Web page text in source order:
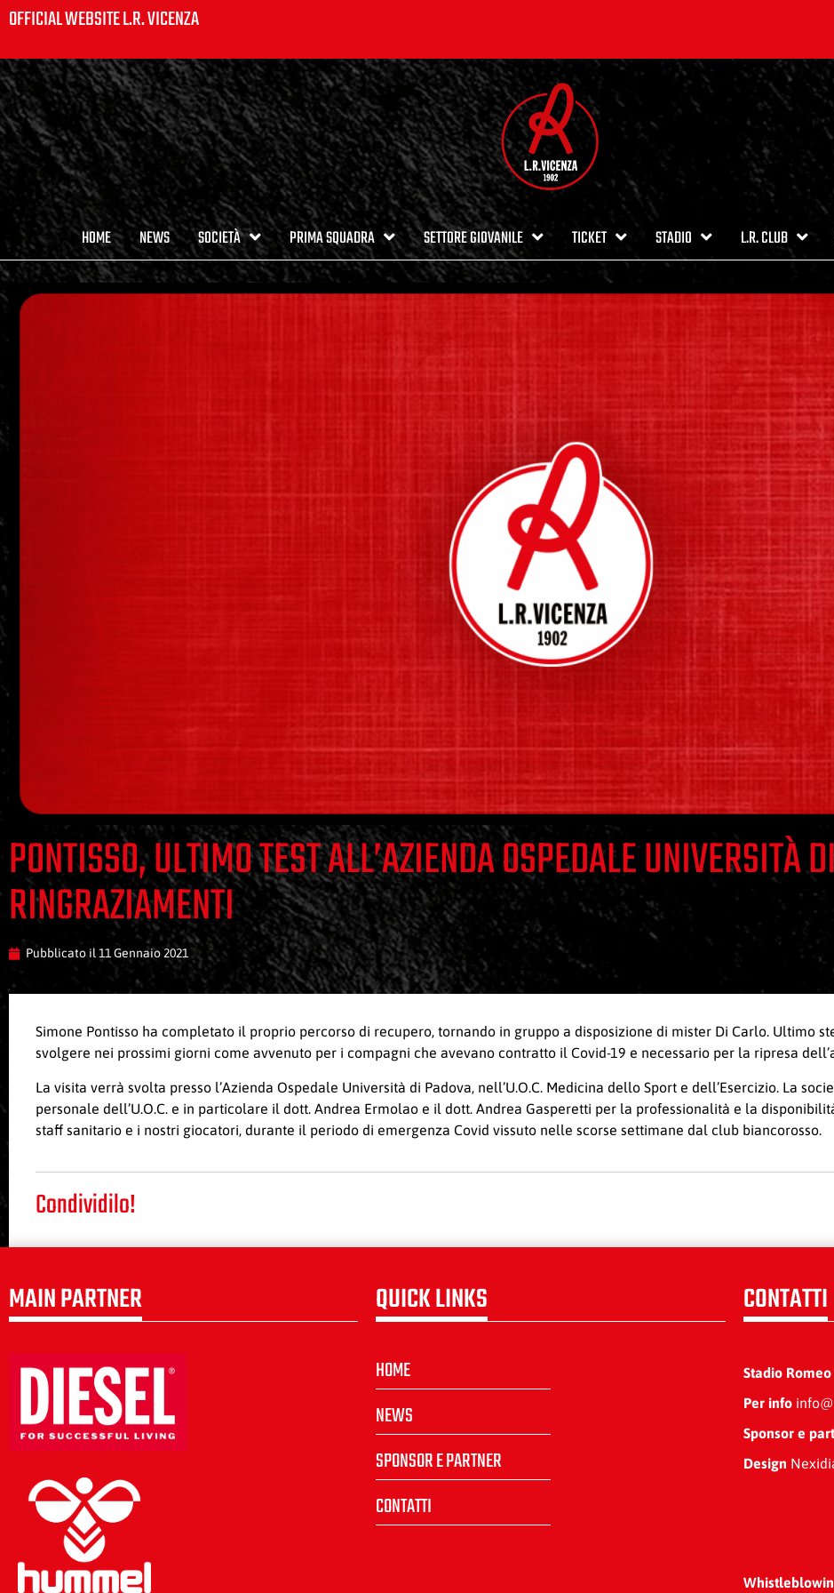
OFFICIAL WEBSITE L.R. VICENZA
HOME NEWS SOCIETÀ PRIMA SQUADRA SETTORE GIOVANILE TICKET STADIO L.R. CLUB
PONTISSO, ULTIMO TEST ALL’AZIENDA OSPEDALE UNIVERSITÀ
RINGRAZIAMENTI
Pubblicato il 11 Gennaio 2021
Simone Pontisso ha completato il proprio percorso di recupero, tornando in gruppo a disposizione di mister Di Carlo. Ultimo
svolgere nei prossimi giorni come avvenuto per i compagni che avevano contratto il Covid-19 e necessario per la ripresa
La visita verrà svolta presso l’Azienda Ospedale Università di Padova, nell’U.O.C. Medicina dello Sport e dell’Esercizio. La
personale dell’U.O.C. e in particolare il dott. Andrea Ermolao e il dott. Andrea Gasperetti per la professionalità e la
staff sanitario e i nostri giocatori, durante il periodo di emergenza Covid vissuto nelle scorse settimane dal club biancorosso.
Condividilo!
MAIN PARTNER QUICK LINKS
HOME
NEWS
SPONSOR E PARTNER
CONTATTI
CONTATTI
Stadio
Per info
Sponsor e
Design